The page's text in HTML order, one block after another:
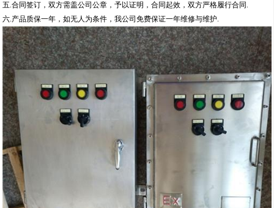
五.合同签订，双方需盖公司公章，予以证明，合同起效，双方严格履行合同.
六.产品质保一年，如无人为条件，我公司免费保证一年维修与维护.